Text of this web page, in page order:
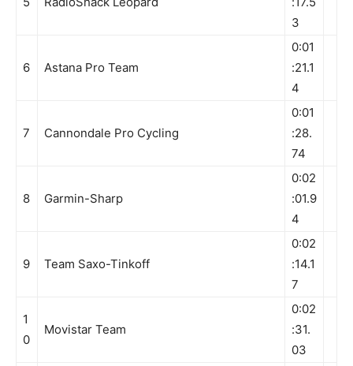
3
6 Astana Pro Team
0:01
:21.1
4
7 Cannondale Pro Cycling
0:01
:28.
74
8 Garmin-Sharp
0:02
:01.9
4
9 Team Saxo-Tinkoff
0:02
:14.1
7
1
0
Movistar Team
0:02
:31.
03